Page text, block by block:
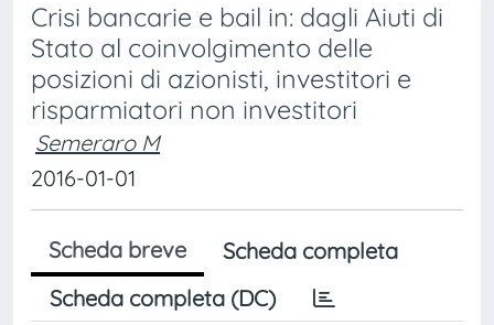
Crisi bancarie e bail in: dagli Aiuti di
Stato al coinvolgimento delle
posizioni di azionisti, investitori e
risparmiatori non investitori
Semeraro M
2016-01-01
Scheda breve
Scheda completa
Scheda completa (DC)